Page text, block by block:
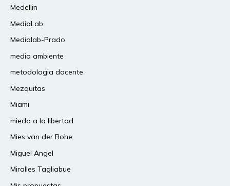
Medellin
MediaLab
Medialab-Prado
medio ambiente
metodologia docente
Mezquitas
Miami
miedo a la libertad
Mies van der Rohe
Miguel Angel
Miralles Tagliabue